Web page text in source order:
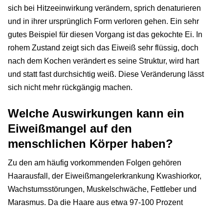
sich bei Hitzeeinwirkung verändern, sprich denaturieren
und in ihrer ursprünglich Form verloren gehen. Ein sehr
gutes Beispiel für diesen Vorgang ist das gekochte Ei. In
rohem Zustand zeigt sich das Eiweiß sehr flüssig, doch
nach dem Kochen verändert es seine Struktur, wird hart
und statt fast durchsichtig weiß. Diese Veränderung lässt
sich nicht mehr rückgängig machen.
Welche Auswirkungen kann ein
Eiweißmangel auf den
menschlichen Körper haben?
Zu den am häufig vorkommenden Folgen gehören
Haarausfall, der Eiweißmangelerkrankung Kwashiorkor,
Wachstumsstörungen, Muskelschwäche, Fettleber und
Marasmus. Da die Haare aus etwa 97-100 Prozent